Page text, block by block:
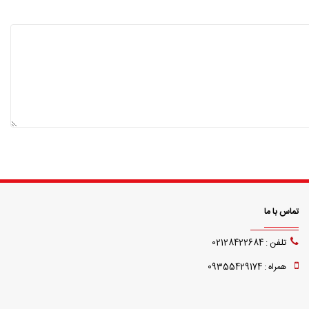
تماس با ما
تلفن : 02128422684
همراه : 09355429174